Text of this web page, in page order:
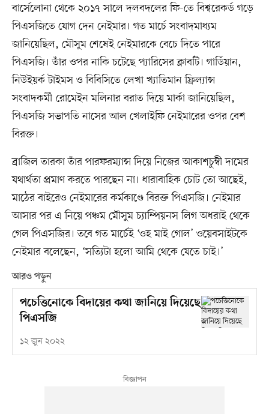
বার্সেলোনা থেকে ২০১৭ সালে দলবদলের ফি-তে বিশ্বরেকর্ড গড়ে
পিএসজিতে যোগ দেন নেইমার। গত মার্চে সংবাদমাধ্যম
জানিয়েছিল, মৌসুম শেষেই নেইমারকে বেচে দিতে পারে
পিএসজি। তাঁর ওপর নাকি চটেছে প্যারিসের ক্লাবটি। গার্ডিয়ান,
নিউইয়র্ক টাইমস ও বিবিসিতে লেখা খ্যাতিমান ফ্রিল্যান্স
সংবাদকর্মী রোমেইন মলিনার বরাত দিয়ে মার্কা জানিয়েছিল,
পিএসজি সভাপতি নাসের আল খেলাইফি নেইমারের ওপর বেশ
বিরক্ত।
ব্রাজিল তারকা তাঁর পারফরম্যান্স দিয়ে নিজের আকাশচুম্বী দামের
যথার্থতা প্রমাণ করতে পারছেন না। ধারাবাহিক চোট তো আছেই,
মাঠের বাইরেও নেইমারের কর্মকাণ্ডে বিরক্ত পিএসজি। নেইমার
আসার পর এ নিয়ে পঞ্চম মৌসুম চ্যাম্পিয়নস লিগ অধরাই থেকে
গেল পিএসজির। তবে গত মার্চেই ‘ওহ মাই গোল’ ওয়েবসাইটকে
নেইমার বলেছেন, ‘সত্যিটা হলো আমি থেকে যেতে চাই।’
আরও পড়ুন
পচেত্তিনোকে বিদায়ের কথা জানিয়ে দিয়েছে
পিএসজি
১২ জুন ২০২২